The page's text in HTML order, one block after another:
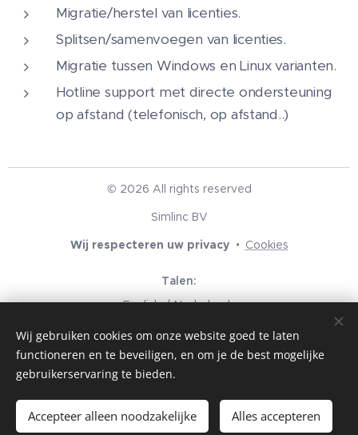
Toevoegen aan de winkelwagen
Migratie/herstel van licenties.
Splitsen/samenvoegen van licenties.
Migratie tussen Windows en Linux varianten.
Hotline support met directe ondersteuning
op afstand (telefonisch, op afstand..)
© 2026 All rights reserved
Simlinc BV
Wij respecteren uw privacy
Cookies
Talen
English
Nederlands
Valuta
EUR €
USD $ GBP £
Wij gebruiken cookies om onze website goed te laten
functioneren en te beveiligen, en om je de best mogelijke
gebruikerservaring te bieden.
Accepteer alleen noodzakelijke Alles accepteren